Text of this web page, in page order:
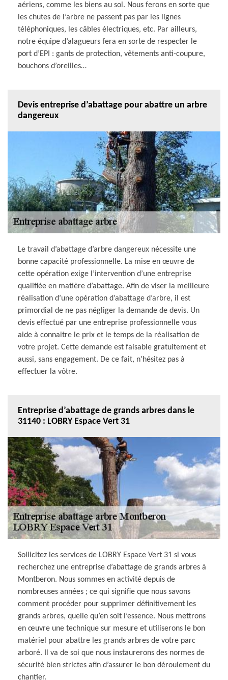
aériens, comme les biens au sol. Nous ferons en sorte que
les chutes de l’arbre ne passent pas par les lignes
téléphoniques, les câbles électriques, etc. Par ailleurs,
notre équipe d’alagueurs fera en sorte de respecter le
port d’EPI : gants de protection, vêtements anti-coupure,
bouchons d’oreilles…
Devis entreprise d’abattage pour abattre un arbre
dangereux
Le travail d’abattage d’arbre dangereux nécessite une
bonne capacité professionnelle. La mise en œuvre de
cette opération exige l’intervention d’une entreprise
qualifiée en matière d’abattage. Afin de viser la meilleure
réalisation d’une opération d’abattage d’arbre, il est
primordial de ne pas négliger la demande de devis. Un
devis effectué par une entreprise professionnelle vous
aide à connaitre le prix et le temps de la réalisation de
votre projet. Cette demande est faisable gratuitement et
aussi, sans engagement. De ce fait, n’hésitez pas à
effectuer la vôtre.
Entreprise d’abattage de grands arbres dans le
31140 : LOBRY Espace Vert 31
Sollicitez les services de LOBRY Espace Vert 31 si vous
recherchez une entreprise d’abattage de grands arbres à
Montberon. Nous sommes en activité depuis de
nombreuses années ; ce qui signifie que nous savons
comment procéder pour supprimer définitivement les
grands arbres, quelle qu’en soit l’essence. Nous mettrons
en œuvre une technique sur mesure et utiliserons le bon
matériel pour abattre les grands arbres de votre parc
arboré. Il va de soi que nous instaurerons des normes de
sécurité bien strictes afin d’assurer le bon déroulement du
chantier.